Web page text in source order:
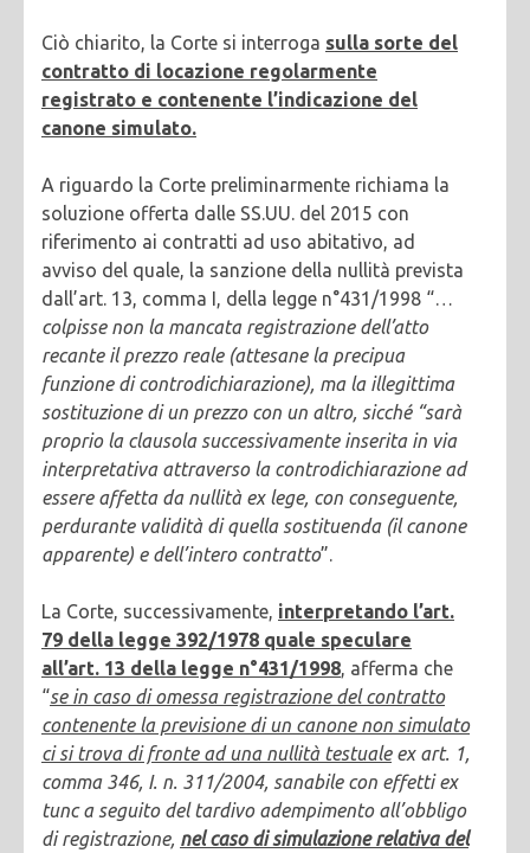
Ciò chiarito, la Corte si interroga sulla sorte del
contratto di locazione regolarmente
registrato e contenente l’indicazione del
canone simulato.
A riguardo la Corte preliminarmente richiama la
soluzione offerta dalle SS.UU. del 2015 con
riferimento ai contratti ad uso abitativo, ad
avviso del quale, la sanzione della nullità prevista
dall’art. 13, comma I, della legge n°431/1998 “…
colpisse non la mancata registrazione dell’atto
recante il prezzo reale (attesane la precipua
funzione di controdichiarazione), ma la illegittima
sostituzione di un prezzo con un altro, sicché “sarà
proprio la clausola successivamente inserita in via
interpretativa attraverso la controdichiarazione ad
essere affetta da nullità ex lege, con conseguente,
perdurante validità di quella sostituenda (il canone
apparente) e dell’intero contratto”.
La Corte, successivamente, interpretando l’art.
79 della legge 392/1978 quale speculare
all’art. 13 della legge n°431/1998, afferma che
“se in caso di omessa registrazione del contratto
contenente la previsione di un canone non simulato
ci si trova di fronte ad una nullità testualeex art. 1,
comma 346, I. n. 311/2004, sanabile con effetti ex
tunc a seguito del tardivo adempimento all’obbligo
di registrazione, nel caso di simulazione relativa del